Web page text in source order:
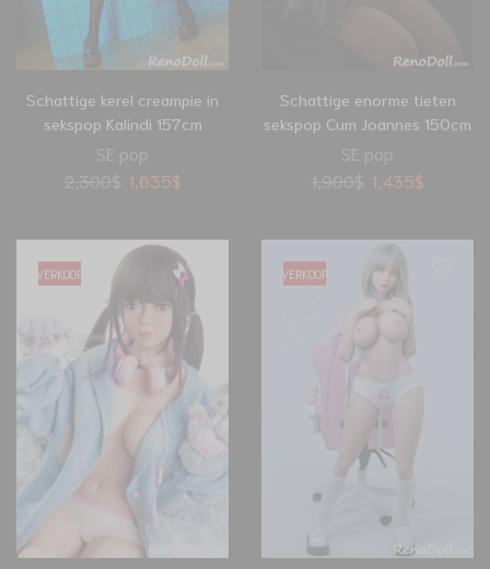
Schattige kerel creampie in
sekspop Kalindi 157cm
SE pop
2,300$ 1,635$
Schattige enorme tieten
sekspop Cum Joannes 150cm
SE pop
1,900$ 1,435$
VERKOOP VERKOOP